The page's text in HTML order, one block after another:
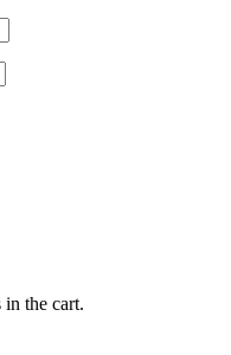
the cart.